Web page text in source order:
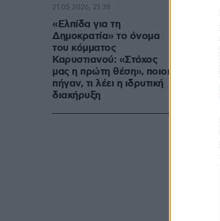
«Ελπίδα για τη
Δημοκρατία» το όνομα
του κόμματος
Καρυστιανού: «Στόχος
μας η πρώτη θέση», ποιοι
πήγαν, τι λέει η ιδρυτική
διακήρυξη
21.05.2026, 21:38